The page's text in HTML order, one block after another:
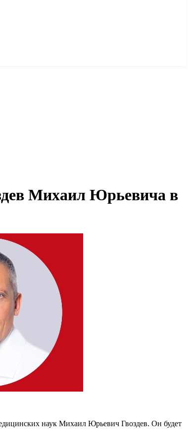
Михаил Юрьевича в
наук Михаил Юрьевич Гвоздев. Он будет